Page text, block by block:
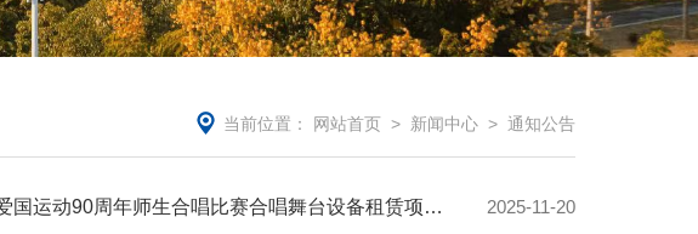
当前位置： 网站首页 > 新闻中心 >通知公告
【密封询价】上海财经大学浙江学院关于纪念“一二·九”爱国运动90周年师生合唱比赛合唱舞台设备租赁项目密封询价采购文件 2025-11-20